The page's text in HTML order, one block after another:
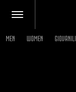
MEN WOMEN GIOVANILI